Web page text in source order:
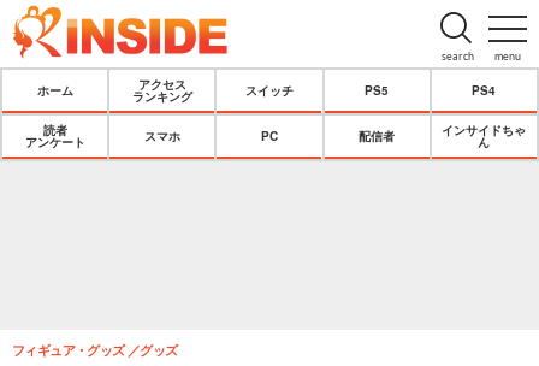
menu
search
ホーム
アクセス
ランキング
スイッチ PS5 PS4
読者
アンケート
スマホ PC 配信者
インサイドちゃ
ん
フィギュア・グッズ グッズ